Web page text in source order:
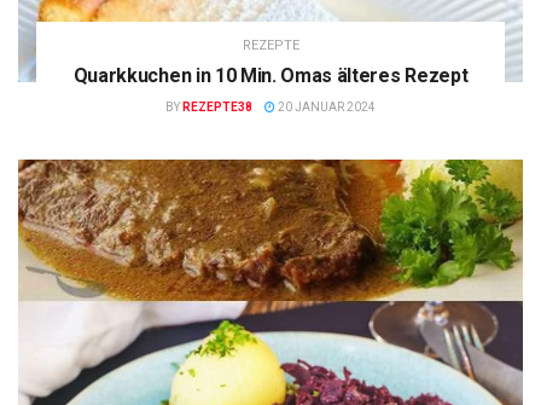
REZEPTE
Quarkkuchen in 10 Min. Omas älteres Rezept
BY REZEPTE38 20 JANUAR 2024